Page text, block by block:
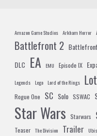
Amazon Game Studios Arkham Horror
Battlefront 2
DLC EA EMU Episode IX
Legends Lego Lord of the Rings
Rogue One SC Solo SSWAC
Star Wars Starwars
Teaser The Division Trailer